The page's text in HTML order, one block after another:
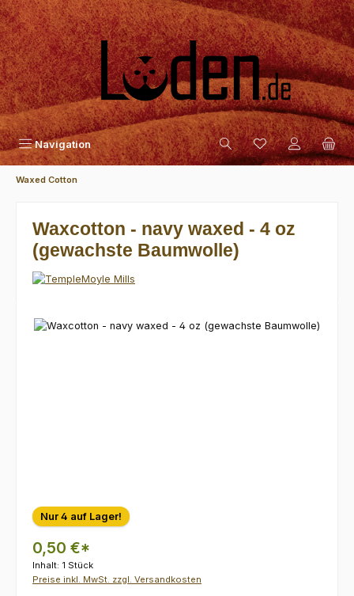
Zum Hauptinhalt springen
Navigation
Waxed Cotton
Waxcotton - navy waxed - 4 oz
(gewachste Baumwolle)
Bildergalerie überspringen
Nur 4 auf Lager!
0,50 €*
Inhalt: 1 Stück
Preise inkl. MwSt. zzgl. Versandkosten